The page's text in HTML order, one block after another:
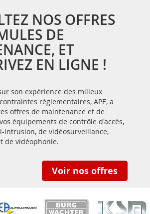
NOS OFFRES
DE
ET
EN LIGNE !
son expérience des milieux
règlementaires, APE, a
offres de maintenance et de
équipements de contrôle d'accès,
intrusion, de vidéosurveillance,
de vidéophonie.
Voir nos offres